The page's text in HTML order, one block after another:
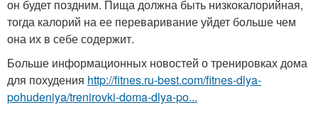
он будет поздним. Пища должна быть низкокалорийная,
тогда калорий на ее переваривание уйдет больше чем
она их в себе содержит.
Больше информационных новостей о тренировках дома
для похудения http://fitnes.ru-best.com/fitnes-dlya-
pohudeniya/trenirovki-doma-dlya-po...